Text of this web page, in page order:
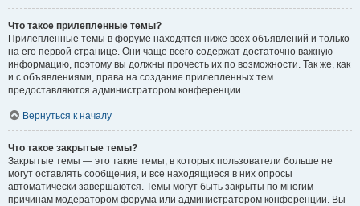
Что такое прилепленные темы?
Прилепленные темы в форуме находятся ниже всех объявлений и только
на его первой странице. Они чаще всего содержат достаточно важную
информацию, поэтому вы должны прочесть их по возможности. Так же, как
и с объявлениями, права на создание прилепленных тем
предоставляются администратором конференции.
Вернуться к началу
Что такое закрытые темы?
Закрытые темы — это такие темы, в которых пользователи больше не
могут оставлять сообщения, и все находящиеся в них опросы
автоматически завершаются. Темы могут быть закрыты по многим
причинам модератором форума или администратором конференции. Вы